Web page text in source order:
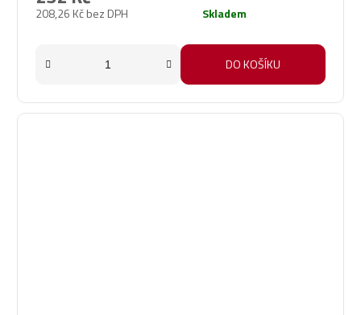
208,26 Kč bez DPH Skladem
DO KOŠÍKU